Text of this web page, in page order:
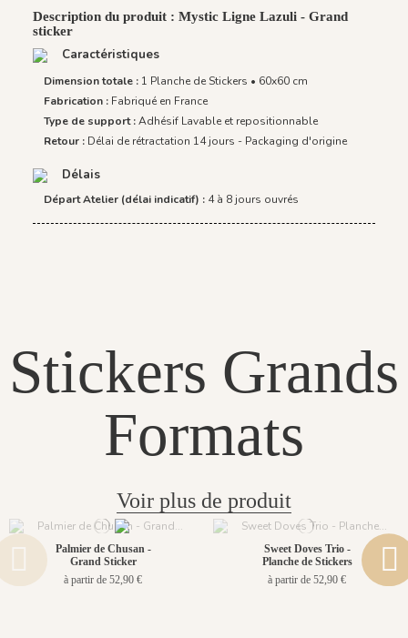
Description du produit : Mystic Ligne Lazuli - Grand
sticker
Caractéristiques
Dimension totale : 1 Planche de Stickers • 60x60 cm
Fabrication : Fabriqué en France
Type de support :Adhésif Lavable et repositionnable
Retour : Délai de rétractation 14 jours - Packaging d'origine
Délais
Départ Atelier (délai indicatif) : 4 à 8 jours ouvrés
Stickers Grands
Formats
Voir plus de produit
Palmier de Chusan -
Grand Sticker
à partir de 52,90 €
Sweet Doves Trio -
Planche de Stickers
à partir de 52,90 €